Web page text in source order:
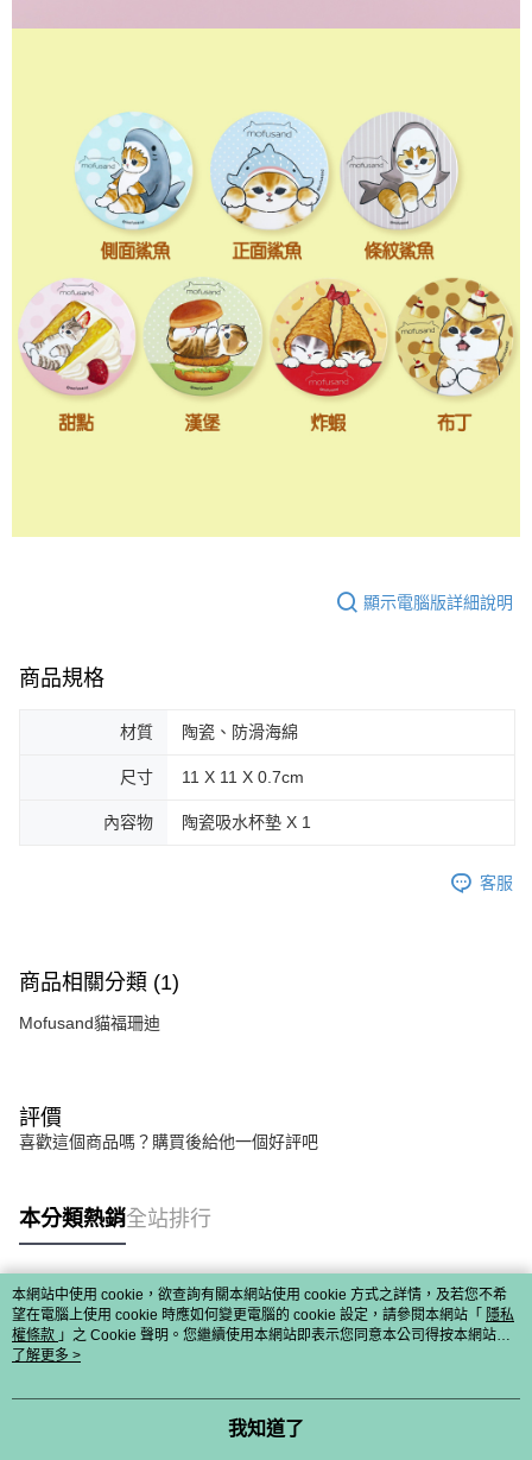
顯示電腦版詳細說明
商品規格
材質 陶瓷、防滑海綿
尺寸 11 X 11 X 0.7cm
內容物 陶瓷吸水杯墊 X 1
客服
商品相關分類 (1)
Mofusand貓福珊迪
評價
喜歡這個商品嗎？購買後給他一個好評吧
本分類熱銷全站排行
熱門標籤
本網站中使用 cookie，欲查詢有關本網站使用 cookie 方式之詳情，及若您不希
望在電腦上使用 cookie 時應如何變更電腦的 cookie 設定，請參閱本網站「 隱私
權條款 」之 Cookie 聲明。您繼續使用本網站即表示您同意本公司得按本網站使
用條款之 Cookie 聲明使用 cookie。
了解更多 >
我知道了